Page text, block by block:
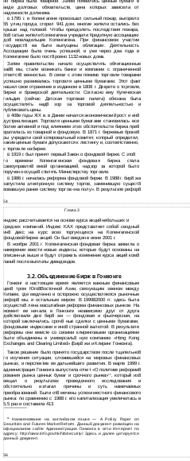
но биржа была товарной. Затем появились ценные бумаги в
виде долговых обязательств, цена которых зависела от
надежности должника.
В 1795 г. в Копенгагене произошел сильный пожар, выгорело
55 улиц города, сгорел 941 дом, многие жители остались без
крыши над головой. Чтобы преодолеть последствия пожара,
бо8 гатые жители Копенгагена учредили Кредитную ассоциацию
до8 мовладельцев Копенгагена. При финансовом участии
государст8 ва были выпущены облигации. Деятельность
Ассоциации была очень успешной, и уже через два года в
Копенгагене было пост8 роено 1132 новых дома.
Затем правительство начало осуществлять облигационные
зай8 мы, стали возникать банки и компании с ограниченной
ответст8 венностью. В связи с этим помимо торговли товарами
успешно развивалась торговля ценными бумагами. Этот факт
нашел свое отражение в изданном в 1808 г. Декрете о торговле,
бирже и брокерской деятельности. Согласно ему Купеческая
гильдия (сейчас Датская торговая палата) обязана была
осуществлять над8 зор за торговой деятельностью и
публиковать цены.
В 408е годы XIX в. в Дании начался экономический рост и ин8
дустриализация. Торговля ценными бумагами становилась все
более активной и под влиянием этих обстоятельств биржа пре8
вратилась из товарной в фондовую. В 1871 г. биржевые броке8
ры учредили свой котировальный комитет, который определял,
какие ценные бумаги допускаются к листингу и, соответственно,
к торговле на бирже.
В 1919 г. был принят первый Закон о фондовой бирже. С это8
го времени Копенгагенская фондовая биржа стала
самоуправля8 емой организацией, надзор за которой было
поручено осуще8 ствлять Министерству торговли.
В 1986 г. началась реформа фондовой биржи. В 1988 г. бир8 жа
запустила электронную систему торгов, заменившую сущест8
вовавшую ранее систему торгов «на полу». В результате рефор8
54
Глава 3
индекс рассчитывается на основе курса акций небольших и
средних компаний. Индекс KAX представляет собой сводный
ин8 декс на курс всех торгующихся на Копенгагенской
фондовой бирже акций. Он был введен в июне 2001 г.
В ноябре 2001 г. Копенгагенская фондовая биржа заявила о
намерении ввести новые индексы, которые будут основаны на
описанных выше и будут отражать изменение курса акций ком8
паний после выплаты дивидендов.
3.2. Объединение бирж в Гонконге
Гонконг в настоящее время является важным финансовым
цен8 тром Юго8Восточной Азии, связующим звеном между
Китаем, где медленно и осторожно осуществляются рыночные
рефор8 мы, и остальным миром. В 199982000 гг. здесь была
осуществ8 лена масштабная реформа финансовых рынков. На
момент ее начала в Гонконге независимо друг от друга
действовали две бир8 жи — фондовая и фьючерсная, на
которой заключались сроч8 ные сделки с ценными бумагами,
фондовыми индексами и ино8 странной валютой. В результате
реформы они вместе со своими клиринговыми организациями
были объединены в универсаль8 ную компанию «Hong Kong
Exchanges and Clearing Limited» (Бир8 жи и Клиринг Гонконга).
Такое решение было принято государством после тщательно8
го изучения ситуации, сложившейся на мировых финансовых
рынках, и перспектив ее дальнейшего развития. В марте 1999 г.
администрация Гонконга выпустила отчет «О политике реформи8
рования рынка ценных бумаг и срочного рынка»12, который из8
вещал о результатах проведенного исследования и
обстоятельно излагал причины и суть намечаемых
преобразований. Были от8 мечены успехи местного финансового
рынка: по сравнению с 1988 г. его капитализация увеличилась в
5,5 раз и составила 413
12Наименование на английском языке — A Policy Paper on
Securities and Futures Market Reform. Данный документ размещен на
официальном сайте Администрации Гонконга в сети Интернет по
адресу:http://www.info.gov.hk/fsb/security/. Здесь и далее цитируется
данный документ.
56